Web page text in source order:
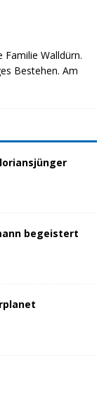
Familie Walldürn.
Bestehen. Am
begeistert